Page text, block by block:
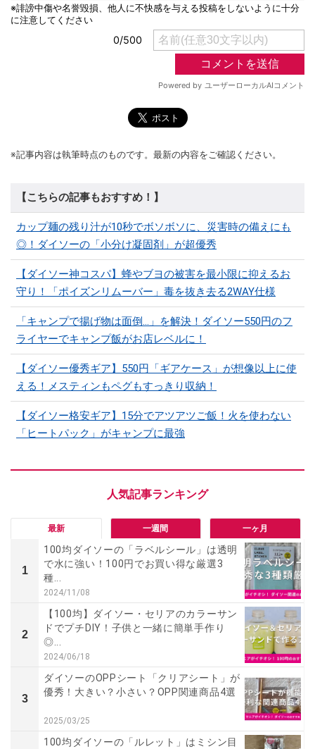
※記事内容は執筆時点のものです。最新の内容をご確認ください。
【こちらの記事もおすすめ！】
カップ麺の残り汁が10秒でボソボソに、災害時の備えにも
◎！ダイソーの「小分け凝固剤」が超優秀
【ダイソー神コスパ】蜂やブヨの被害を最小限に抑えるお
守り！「ポイズンリムーバー」毒を抜き去る2WAY仕様
「キャンプで揚げ物は面倒…」を解決！ダイソー550円のフ
ライヤーでキャンプ飯がお店レベルに！
【ダイソー優秀ギア】550円「ギアケース」が想像以上に使
える！メスティンもペグもすっきり収納！
【ダイソー格安ギア】15分でアツアツご飯！火を使わない
「ヒートパック」がキャンプに最強
最新 一週間 一ヶ月
1
100均ダイソーの「ラベルシール」は透明
で水に強い！100円でお買い得な厳選3
種...
2024/11/08
2
【100均】ダイソー・セリアのカラーサン
ドでプチDIY！子供と一緒に簡単手作り
◎...
2024/06/18
3
ダイソーのOPPシート「クリアシート」が
優秀！大きい？小さい？OPP関連商品4選
2025/03/25
100均ダイソーの「ルレット」はミシン目